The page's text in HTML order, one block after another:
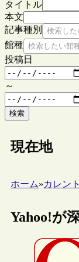
タイトル
本文
記事種別
検索し
館種 検索したい館
投稿日
～
検索
現在地
ホーム»カレン
Yahoo!が